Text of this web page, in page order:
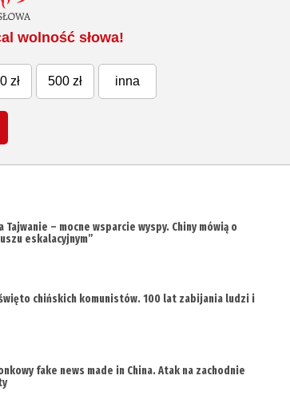
wolność słowa!
zł 500 zł inna
Tajwanie – mocne wsparcie wyspy. Chiny mówią o
eskalacyjnym”
chińskich komunistów. 100 lat zabijania ludzi i
fake news made in China. Atak na zachodnie